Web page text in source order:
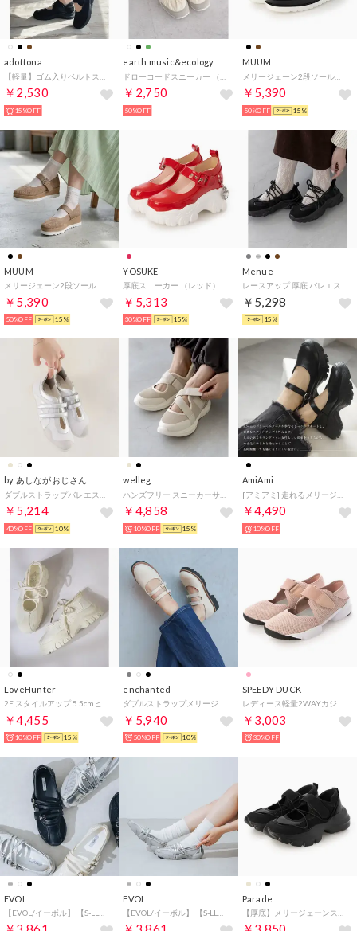
adottona
￥2,530
15%OFF
earth music&ecology
￥2,750
50%OFF
MUUM
メリージェーン2段ソールニットローファー （BL）
￥5,390
50%OFF 15%
MUUM
￥5,390
50%OFF 15%
YOSUKE
厚底スニーカー （レッド）
￥5,313
30%OFF 15%
Menue
￥5,298
15%
by あしながおじさん
￥5,214
40%OFF 10%
welleg
￥4,858
10%OFF 15%
AmiAmi
￥4,490
10%OFF
LoveHunter
￥4,455
10%OFF 15%
enchanted
￥5,940
50%OFF 10%
SPEEDY DUCK
￥3,003
30%OFF
EVOL EVOL Parade